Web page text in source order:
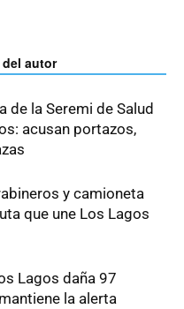
del autor
de la Seremi de Salud
acusan portazos,
y camioneta
que une Los Lagos
Lagos daña 97
la alerta